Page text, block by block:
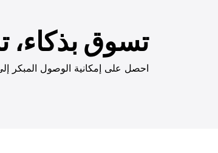
تسوق بذكاء،
احصل على إمكانية الوصول المبكر